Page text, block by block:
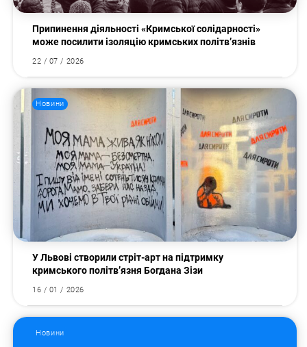
Припинення діяльності «Кримської солідарності»
може посилити ізоляцію кримських політв’язнів
22 / 07 / 2026
Новини
У Львові створили стріт-арт на підтримку
кримського політв’язня Богдана Зізи
16 / 01 / 2026
Новини